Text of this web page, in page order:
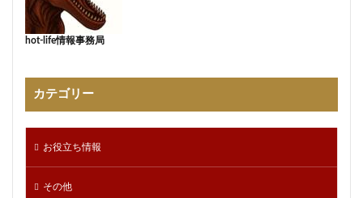
hot-life情報事務局
カテゴリー
お役立ち情報
その他